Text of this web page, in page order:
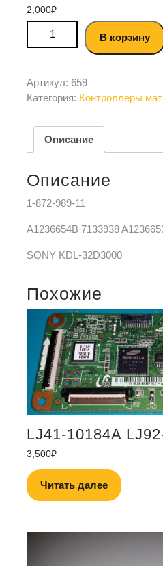
2,000₽
В корзину
Артикул: 659
Категория: Контроллеры
Описание
Описание
1-872-989-11
A1236654B 7133938
SONY KDL-32D3000
Похожие
LJ41-10184A
3,500₽
Читать далее